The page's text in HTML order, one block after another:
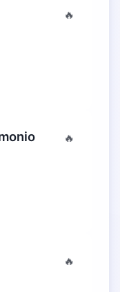
🔥
🔥
🔥